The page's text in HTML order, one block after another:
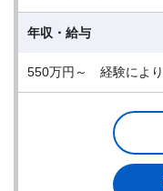
年収・給与
550万円～ 経験によ